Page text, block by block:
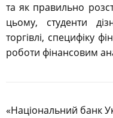
та як правильно
цьому, студенти
торгівлі, специфіку
роботи фінансовим
«Національний банк